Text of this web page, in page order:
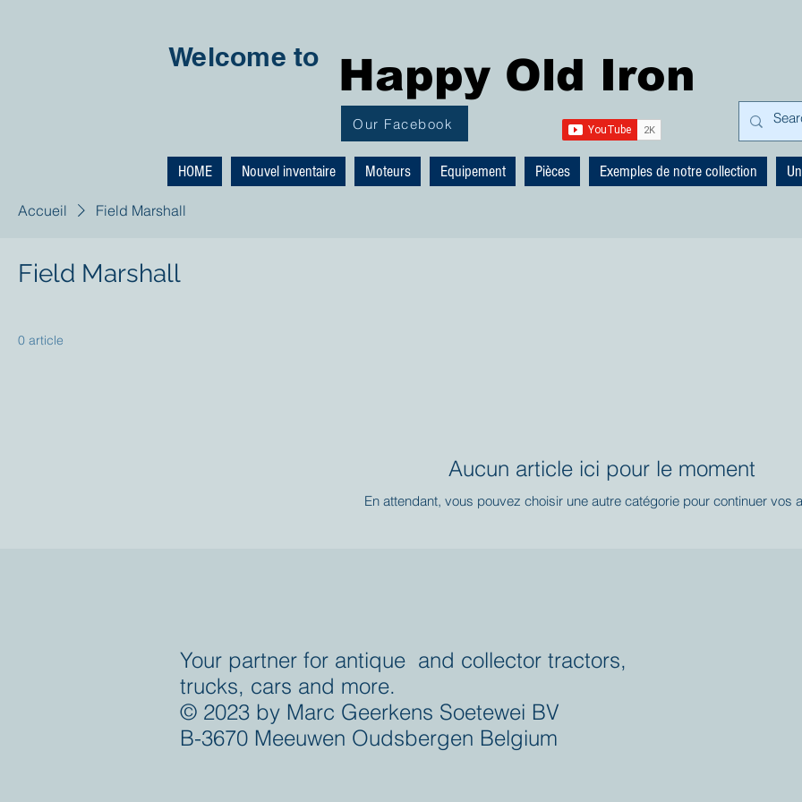
Welcome to Happy Old Iron
Our Facebook
HOME Nouvel inventaire Moteurs Equipement Pièces Exemples de notre collection
Accueil Field Marshall
Field Marshall
0 article
Aucun article ici pour le moment
En attendant, vous pouvez choisir une autre catégorie pour continuer vos
Your partner for antique and collector tractors,
trucks, cars and more.
© 2023 by Marc Geerkens Soetewei BV
B-3670 Meeuwen Oudsbergen Belgium